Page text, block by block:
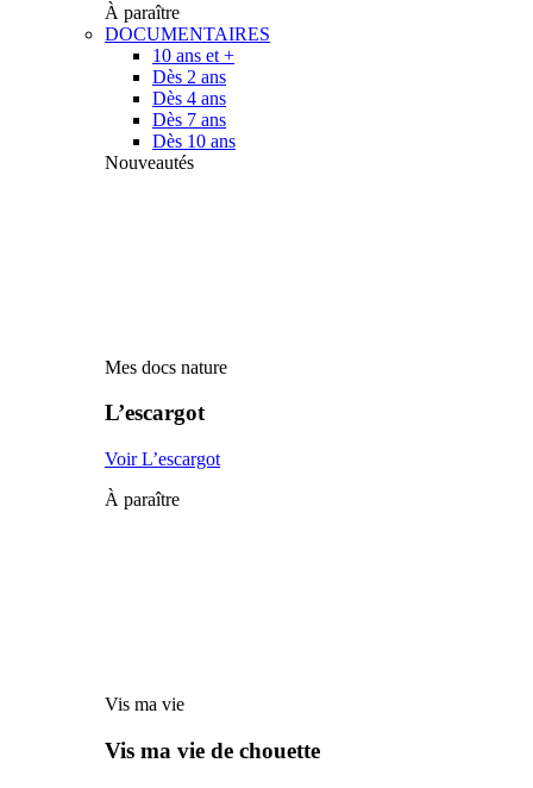
À paraître
DOCUMENTAIRES
10 ans et +
Dès 2 ans
Dès 4 ans
Dès 7 ans
Dès 10 ans
Nouveautés
Mes docs nature
L’escargot
Voir L’escargot
À paraître
Vis ma vie
Vis ma vie de chouette